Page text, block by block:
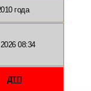
года
08:34
ДТП